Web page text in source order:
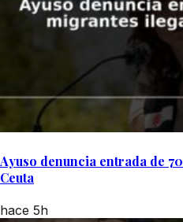
Ayuso denuncia entrada de
Ceuta
hace 5h